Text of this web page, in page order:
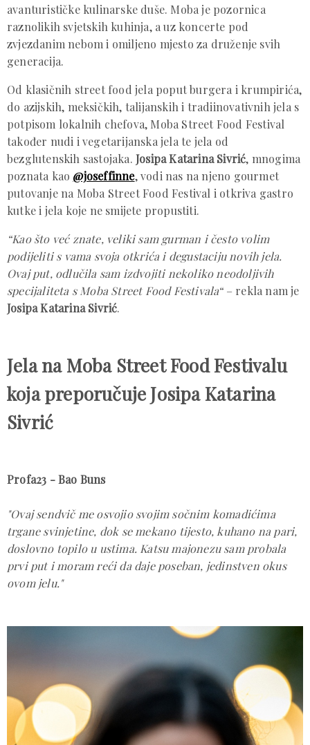
avanturističke kulinarske duše. Moba je pozornica
raznolikih svjetskih kuhinja, a uz koncerte pod
zvjezdanim nebom i omiljeno mjesto za druženje svih
generacija.
Od klasičnih street food jela poput burgera i krumpirića,
do azijskih, meksičkih, talijanskih i tradiinovativnih jela s
potpisom lokalnih chefova, Moba Street Food Festival
također nudi i vegetarijanska jela te jela od
bezglutenskih sastojaka. Josipa Katarina Sivrić, mnogima
poznata kao @joseffinne, vodi nas na njeno gourmet
putovanje na Moba Street Food Festival i otkriva gastro
kutke i jela koje ne smijete propustiti.
“Kao što već znate, veliki sam gurman i često volim
podijeliti s vama svoja otkrića i degustaciju novih jela.
Ovaj put, odlučila sam izdvojiti nekoliko neodoljivih
specijaliteta s Moba Street Food Festivala“– rekla nam je
Josipa Katarina Sivrić.
Jela na Moba Street Food Festivalu
koja preporučuje Josipa Katarina
Sivrić
Profa23 - Bao Buns
"Ovaj sendvič me osvojio svojim sočnim komadićima
trgane svinjetine, dok se mekano tijesto, kuhano na pari,
doslovno topilo u ustima. Katsu majonezu sam probala
prvi put i moram reći da daje poseban, jedinstven okus
ovom jelu."